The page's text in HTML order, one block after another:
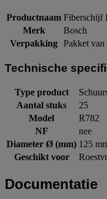
Productnaam Fiberschijf
Merk
Bosch
Verpakking Pakket van
Technische
Type product
Aantal stuks
25
Model
R782
NF
nee
Diameter Ø (mm) 125
Geschikt voor
Documentatie